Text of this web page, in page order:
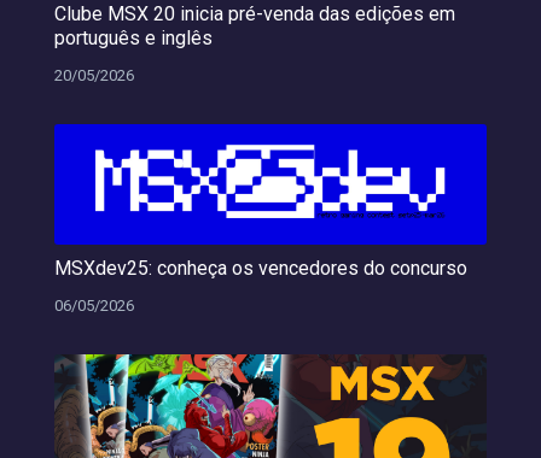
Clube MSX 20 inicia pré-venda das edições em
português e inglês
20/05/2026
MSXdev25: conheça os vencedores do concurso
06/05/2026